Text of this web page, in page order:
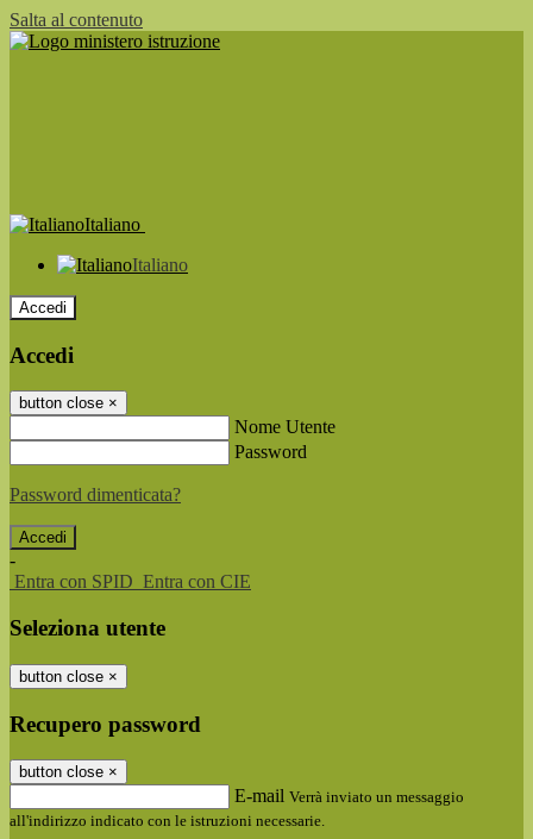
Salta al contenuto
Italiano
Italiano
Accedi
Accedi
button close ×
Nome Utente
Password
Password dimenticata?
-
Entra con SPID Entra con CIE
Seleziona utente
button close ×
Recupero password
button close ×
E-mail Verrà inviato un messaggio
all'indirizzo indicato con le istruzioni necessarie.